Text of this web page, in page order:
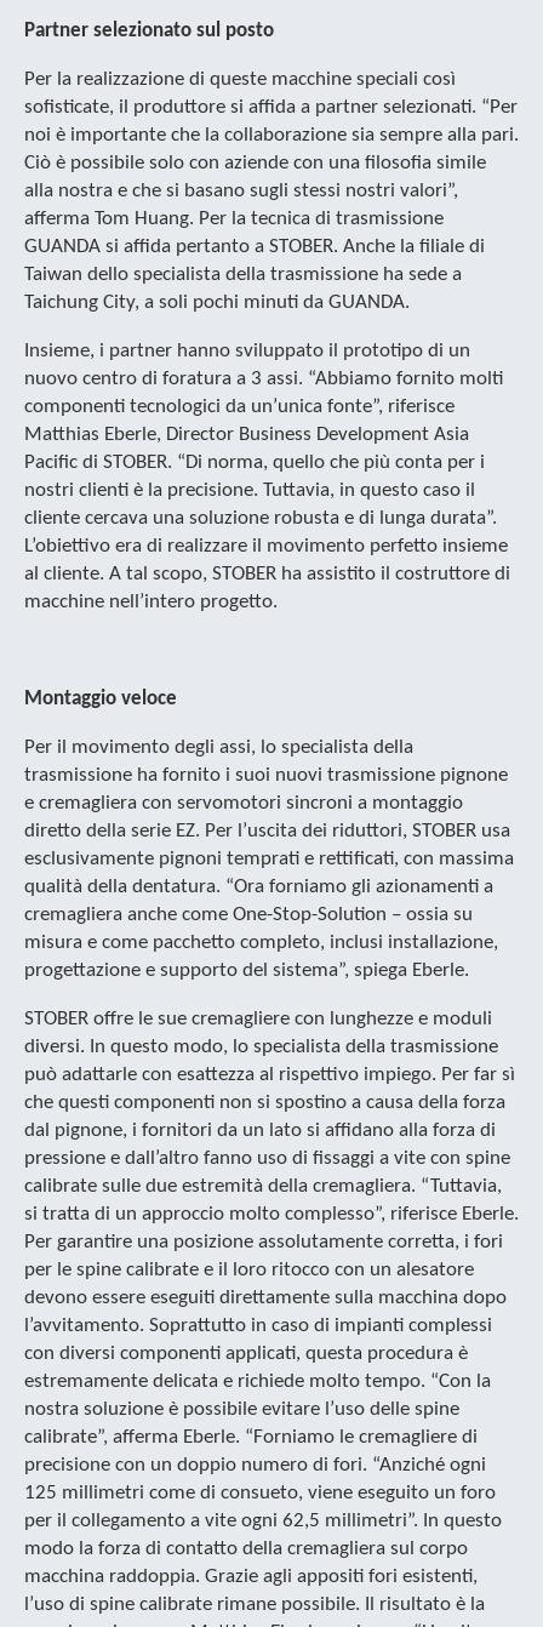
Partner selezionato sul posto
Per la realizzazione di queste macchine speciali così
sofisticate, il produttore si affida a partner selezionati. “Per
noi è importante che la collaborazione sia sempre alla pari.
Ciò è possibile solo con aziende con una filosofia simile
alla nostra e che si basano sugli stessi nostri valori”,
afferma Tom Huang. Per la tecnica di trasmissione
GUANDA si affida pertanto a STOBER. Anche la filiale di
Taiwan dello specialista della trasmissione ha sede a
Taichung City, a soli pochi minuti da GUANDA.
Insieme, i partner hanno sviluppato il prototipo di un
nuovo centro di foratura a 3 assi. “Abbiamo fornito molti
componenti tecnologici da un’unica fonte”, riferisce
Matthias Eberle, Director Business Development Asia
Pacific di STOBER. “Di norma, quello che più conta per i
nostri clienti è la precisione. Tuttavia, in questo caso il
cliente cercava una soluzione robusta e di lunga durata”.
L’obiettivo era di realizzare il movimento perfetto insieme
al cliente. A tal scopo, STOBER ha assistito il costruttore di
macchine nell’intero progetto.
Montaggio veloce
Per il movimento degli assi, lo specialista della
trasmissione ha fornito i suoi nuovi trasmissione pignone
e cremagliera con servomotori sincroni a montaggio
diretto della serie EZ. Per l’uscita dei riduttori, STOBER usa
esclusivamente pignoni temprati e rettificati, con massima
qualità della dentatura. “Ora forniamo gli azionamenti a
cremagliera anche come One-Stop-Solution – ossia su
misura e come pacchetto completo, inclusi installazione,
progettazione e supporto del sistema”, spiega Eberle.
STOBER offre le sue cremagliere con lunghezze e moduli
diversi. In questo modo, lo specialista della trasmissione
può adattarle con esattezza al rispettivo impiego. Per far sì
che questi componenti non si spostino a causa della forza
dal pignone, i fornitori da un lato si affidano alla forza di
pressione e dall’altro fanno uso di fissaggi a vite con spine
calibrate sulle due estremità della cremagliera. “Tuttavia,
si tratta di un approccio molto complesso”, riferisce Eberle.
Per garantire una posizione assolutamente corretta, i fori
per le spine calibrate e il loro ritocco con un alesatore
devono essere eseguiti direttamente sulla macchina dopo
l’avvitamento. Soprattutto in caso di impianti complessi
con diversi componenti applicati, questa procedura è
estremamente delicata e richiede molto tempo. “Con la
nostra soluzione è possibile evitare l’uso delle spine
calibrate”, afferma Eberle. “Forniamo le cremagliere di
precisione con un doppio numero di fori. “Anziché ogni
125 millimetri come di consueto, viene eseguito un foro
per il collegamento a vite ogni 62,5 millimetri”. In questo
modo la forza di contatto della cremagliera sul corpo
macchina raddoppia. Grazie agli appositi fori esistenti,
l’uso di spine calibrate rimane possibile. Il risultato è la